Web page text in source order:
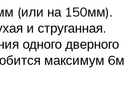
(или на 150мм).
и струганная.
одного дверного
максимум 6м